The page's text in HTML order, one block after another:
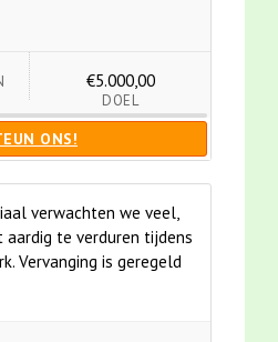
€5.000,00
DOEL
ONS!
verwachten we veel,
te verduren tijdens
Vervanging is geregeld